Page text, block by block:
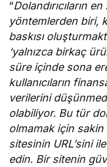
“Dolandırıcıların
yöntemlerden biri,
baskısı
‘yalnızca birkaç
süre içinde sona
kullanıcıların
verilerini
olabiliyor. Bu tür
olmamak için sakin
sitesinin URL’sini
edin. Bir sitenin